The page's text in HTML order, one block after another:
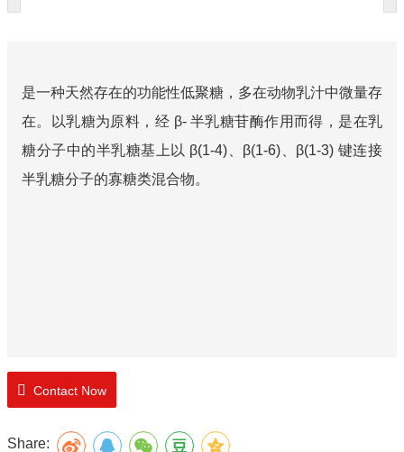
是一种天然存在的功能性低聚糖，多在动物乳汁中微量存
在。以乳糖为原料，经 β- 半乳糖苷酶作用而得，是在乳
糖分子中的半乳糖基上以 β(1-4)、β(1-6)、β(1-3) 键连接
半乳糖分子的寡糖类混合物。
Contact Now
Share: